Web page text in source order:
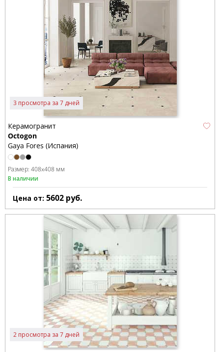
3 просмотра за 7 дней
Керамогранит
Octogon
Gaya Fores (Испания)
Размер: 408x408 мм
В наличии
Цена от: 5602 руб.
2 просмотра за 7 дней